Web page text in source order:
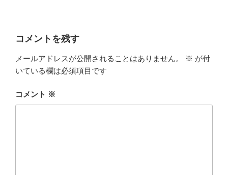
コメントを残す
メールアドレスが公開されることはありません。 ※ が付
いている欄は必須項目です
コメント ※